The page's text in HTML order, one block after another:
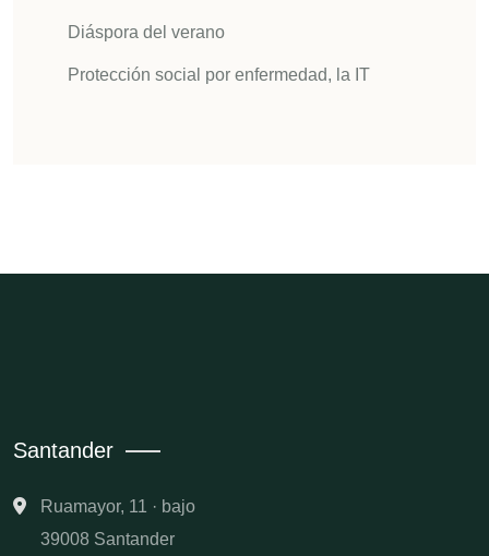
Diáspora del verano
Protección social por enfermedad, la IT
Santander
Ruamayor, 11 · bajo
39008 Santander